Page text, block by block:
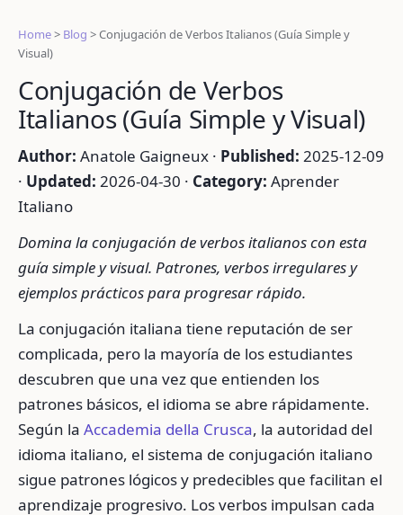
Home> Blog >Conjugación de Verbos Italianos (Guía Simple y
Visual)
Conjugación de Verbos
Italianos (Guía Simple y Visual)
Author: Anatole Gaigneux · Published: 2025-12-09
· Updated: 2026-04-30 · Category: Aprender
Italiano
Domina la conjugación de verbos italianos con esta
guía simple y visual. Patrones, verbos irregulares y
ejemplos prácticos para progresar rápido.
La conjugación italiana tiene reputación de ser
complicada, pero la mayoría de los estudiantes
descubren que una vez que entienden los
patrones básicos, el idioma se abre rápidamente.
Según la Accademia della Crusca, la autoridad del
idioma italiano, el sistema de conjugación italiano
sigue patrones lógicos y predecibles que facilitan el
aprendizaje progresivo. Los verbos impulsan cada